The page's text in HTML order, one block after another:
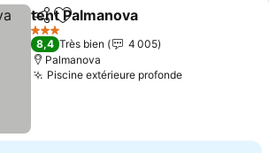
PartagerAjouter à mes favoris
tent Palmanova
3 Étoiles
8,4 Très bien
4 005
Palmanova
Piscine extérieure profonde